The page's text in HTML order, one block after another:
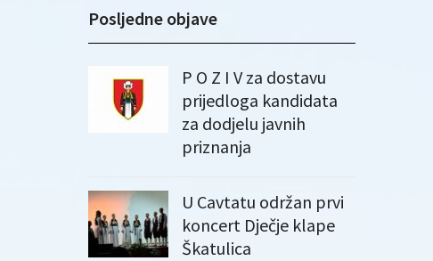
Posljedne objave
P O Z I V za dostavu
prijedloga kandidata
za dodjelu javnih
priznanja
U Cavtatu održan prvi
koncert Dječje klape
Škatulica